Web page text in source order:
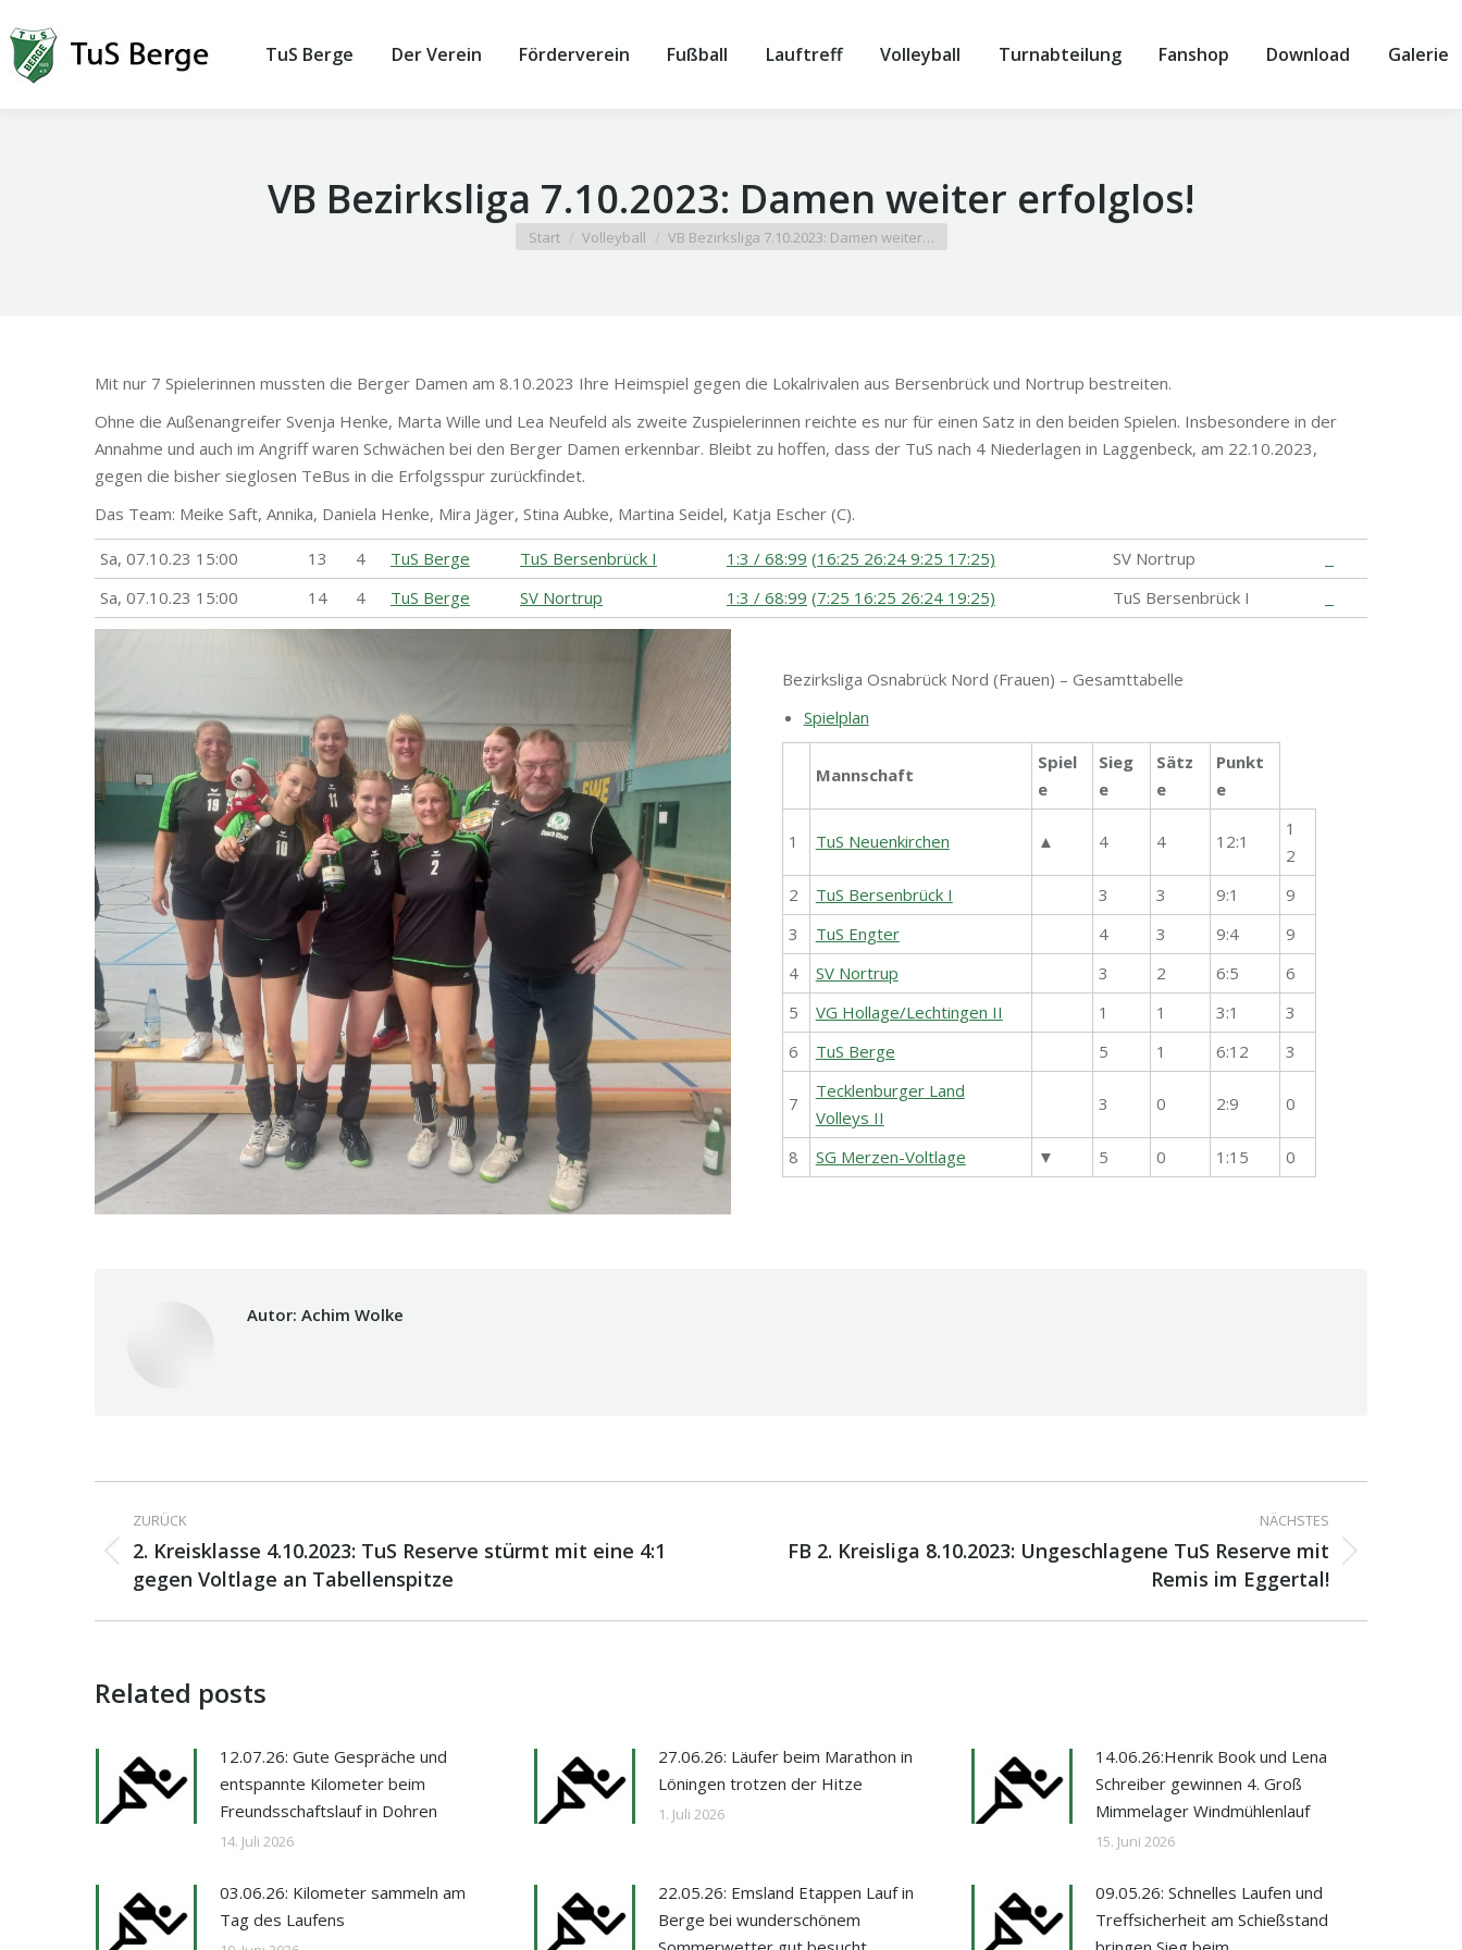
TuS Berge Der Verein Förderverein Fußball Lauftreff Volleyball Turnabteilung Fanshop Download Galerie
VB Bezirksliga 7.10.2023: Damen weiter erfolglos!
Sie befinden sich hier:
Start Volleyball VB Bezirksliga 7.10.2023: Damen weiter…
Mit nur 7 Spielerinnen mussten die Berger Damen am 8.10.2023 Ihre Heimspiel gegen die Lokalrivalen aus Bersenbrück und Nortrup bestreiten.
Ohne die Außenangreifer Svenja Henke, Marta Wille und Lea Neufeld als zweite Zuspielerinnen reichte es nur für einen Satz in den beiden Spielen. Insbesondere in der
Annahme und auch im Angriff waren Schwächen bei den Berger Damen erkennbar. Bleibt zu hoffen, dass der TuS nach 4 Niederlagen in Laggenbeck, am 22.10.2023,
gegen die bisher sieglosen TeBus in die Erfolgsspur zurückfindet.
Das Team: Meike Saft, Annika, Daniela Henke, Mira Jäger, Stina Aubke, Martina Seidel, Katja Escher (C).
Sa, 07.10.23 15:00 13 4 TuS Berge TuS Bersenbrück I 1:3 / 68:99 (16:25 26:24 9:25 17:25)
SV Nortrup
Sa, 07.10.23 15:00 14 4 TuS Berge SV Nortrup 1:3 / 68:99 (7:25 16:25 26:24 19:25) TuS Bersenbrück I
Bezirksliga Osnabrück Nord (Frauen) – Gesamttabelle
Spielplan
Mannschaft
Spiel
e
Sieg
e
Sätz
e
Punkt
e
1 TuS Neuenkirchen ▲ 4 4 12:1
1
2
2
TuS Bersenbrück I 3 3 9:1
9
3
TuS Engter 4 3 9:4
9
4
SV Nortrup 3 2 6:5
6
5
VG Hollage/Lechtingen II 1 1 3:1
3
6
TuS Berge 5 1 6:12 3
7
Tecklenburger Land
Volleys II
3 0 2:9 0
8 SG Merzen-Voltlage ▼ 5 0 1:15 0
Autor: Achim Wolke
Kommentarnavigation
ZURÜCK
Vorheriger
Beitrag:
2. Kreisklasse 4.10.2023: TuS Reserve stürmt mit eine 4:1
gegen Voltlage an Tabellenspitze
NÄCHSTES
Nächster
FB 2. Kreisliga 8.10.2023: Ungeschlagene TuS Reserve mit
Remis im Eggertal!
Related posts
12.07.26: Gute Gespräche und
entspannte Kilometer beim
Freundsschaftslauf in Dohren
14. Juli 2026
27.06.26: Läufer beim Marathon in
Löningen trotzen der Hitze
1. Juli 2026
14.06.26:Henrik Book und Lena
Schreiber gewinnen 4. Groß
Mimmelager Windmühlenlauf
15. Juni 2026
03.06.26: Kilometer sammeln am
Tag des Laufens
22.05.26: Emsland Etappen Lauf in
Berge bei wunderschönem
09.05.26: Schnelles Laufen und
Treffsicherheit am Schießstand